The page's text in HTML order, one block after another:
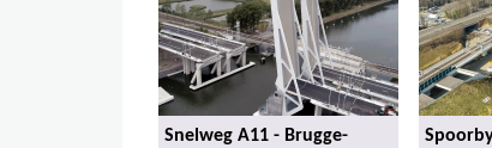
Snelweg A11 - Brugge-